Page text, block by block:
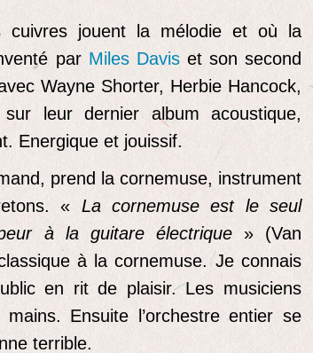
jouent la mélodie et où la
par Miles Davis et son second
Wayne Shorter, Herbie Hancock,
leur dernier album acoustique,
Energique et jouissif.
prend la cornemuse, instrument
« La cornemuse est le seul
à la guitare électrique» (Van
à la cornemuse. Je connais
en rit de plaisir. Les musiciens
Ensuite l’orchestre entier se
terrible.